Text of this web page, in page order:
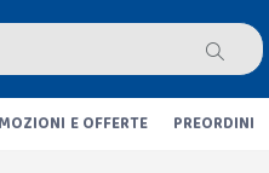
E OFFERTE PREORDINI